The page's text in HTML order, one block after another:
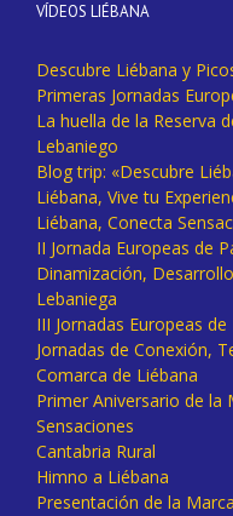
VÍDEOS LIÉBANA
Descubre Liébana y
Primeras Jornadas
La huella de la Reserva
Lebaniego
Blog trip: «Descubre
Liébana, Vive tu
Liébana, Conecta
II Jornada Europeas de
Dinamización,
Lebaniega
III Jornadas Europeas
Jornadas de Conexión,
Comarca de Liébana
Primer Aniversario de la
Sensaciones
Cantabria Rural
Himno a Liébana
Presentación de la